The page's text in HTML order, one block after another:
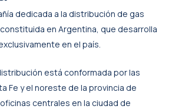
dedicada a la distribución de gas
en Argentina, que desarrolla
en el país.
está conformada por las
Fe y el noreste de la provincia de
centrales en la ciudad de